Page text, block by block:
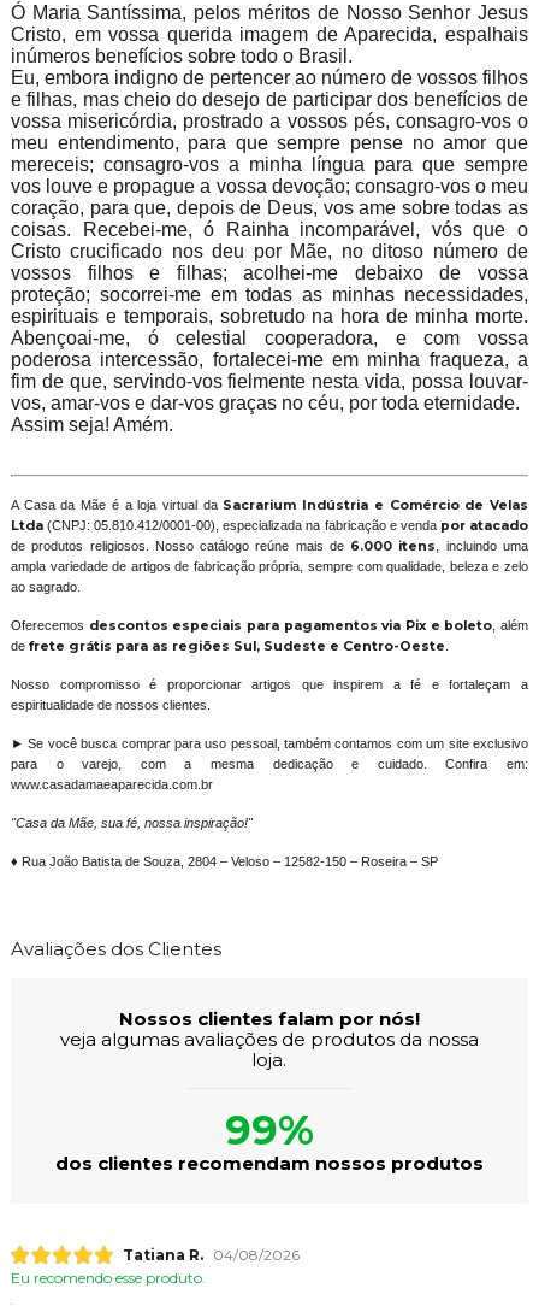
Ó Maria Santíssima, pelos méritos de Nosso Senhor Jesus
Cristo, em vossa querida imagem de Aparecida, espalhais
inúmeros benefícios sobre todo o Brasil.
Eu, embora indigno de pertencer ao número de vossos filhos
e filhas, mas cheio do desejo de participar dos benefícios de
vossa misericórdia, prostrado a vossos pés, consagro-vos o
meu entendimento, para que sempre pense no amor que
mereceis; consagro-vos a minha língua para que sempre
vos louve e propague a vossa devoção; consagro-vos o meu
coração, para que, depois de Deus, vos ame sobre todas as
coisas. Recebei-me, ó Rainha incomparável, vós que o
Cristo crucificado nos deu por Mãe, no ditoso número de
vossos filhos e filhas; acolhei-me debaixo de vossa
proteção; socorrei-me em todas as minhas necessidades,
espirituais e temporais, sobretudo na hora de minha morte.
Abençoai-me, ó celestial cooperadora, e com vossa
poderosa intercessão, fortalecei-me em minha fraqueza, a
fim de que, servindo-vos fielmente nesta vida, possa louvar-
vos, amar-vos e dar-vos graças no céu, por toda eternidade.
Assim seja! Amém.
A Casa da Mãe é a loja virtual daSacrarium Indústria e Comércio de Velas
Ltda(CNPJ: 05.810.412/0001-00), especializada na fabricação e venda por atacado
de produtos religiosos. Nosso catálogo reúne mais de 6.000 itens
, incluindo uma
ampla variedade de artigos de fabricação própria, sempre com qualidade, beleza e zelo
ao sagrado.
Oferecemos descontos especiais para pagamentos via Pix e boleto , além
de frete grátis para as regiões Sul, Sudeste e Centro-Oeste
Nosso compromisso é proporcionar artigos que inspirem a fé e fortaleçam a
espiritualidade de nossos clientes.
► Se você busca comprar para uso pessoal, também contamos com um site exclusivo
para o varejo, com a mesma dedicação e cuidado. Confira em:
www.casadamaeaparecida.com.br
"Casa da Mãe, sua fé, nossa inspiração!"
♦ Rua João Batista de Souza, 2804 – Veloso – 12582-150 – Roseira – SP
Avaliações dos Clientes
Nossos clientes falam por nós!
veja algumas avaliações de produtos da nossa
loja.
99%
dos clientes recomendam nossos produtos
Tatiana R.
04/08/2026
Eu recomendo esse produto.